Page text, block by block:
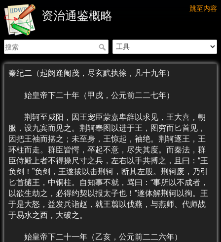
跳至内容
资治通鉴概略
秦纪二（起阏逢阉茂，尽玄黓执徐，凡十九年）
始皇帝下二十年（甲戌，公元前二二七年）
荆轲至咸阳，因王宠臣蒙嘉卑辞以求见，王大喜，朝
服，设九宾而见之。荆轲奉图以进于王，图穷而匕首见，
因把王袖而揕之；未至身，王惊起，袖绝。荆轲逐王，王
环柱而走。群臣皆愕，卒起不意，尽失其度。而秦法，群
臣侍殿上者不得操尺寸之兵，左右以手共搏之，且曰：“王
负剑！”负剑，王遂拔以击荆轲，断其左股。荆轲废，乃引
匕首擿王，中铜柱。自知事不就，骂曰：“事所以不成者，
以欲生劫之，必得约契以报太子也！”遂体解荆轲以徇。王
于是大怒，益发兵诣赵，就王翦以伐燕，与燕师、代师战
于易水之西，大破之。
始皇帝下二十一年（乙亥，公元前二二六年）